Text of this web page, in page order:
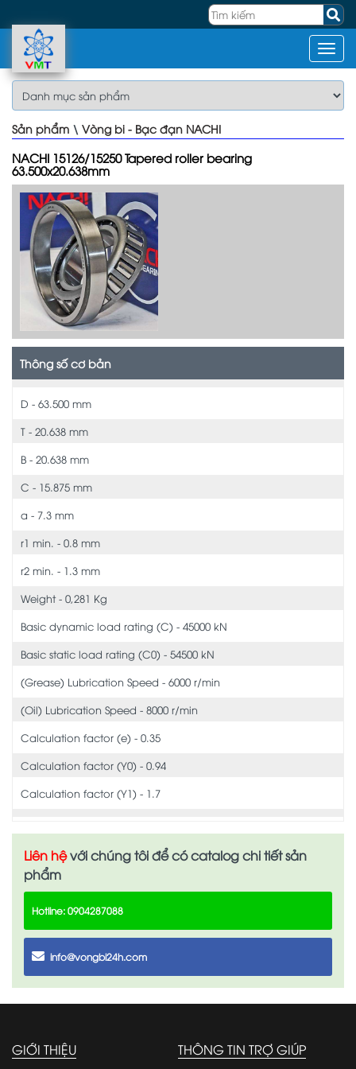
Sản phẩm \ Vòng bi - Bạc đạn NACHI
NACHI 15126/15250 Tapered roller bearing
63.500x20.638mm
Thông số cơ bản
D - 63.500 mm
T - 20.638 mm
B - 20.638 mm
C - 15.875 mm
a - 7.3 mm
r1 min. - 0.8 mm
r2 min. - 1.3 mm
Weight - 0,281 Kg
Basic dynamic load rating (C) - 45000 kN
Basic static load rating (C0) - 54500 kN
(Grease) Lubrication Speed - 6000 r/min
(Oil) Lubrication Speed - 8000 r/min
Calculation factor (e) - 0.35
Calculation factor (Y0) - 0.94
Calculation factor (Y1) - 1.7
Liên hệvới chúng tôi để có catalog chi tiết sản
phẩm
Hotline: 0904287088
info@vongbi24h.com
GIỚI THIỆU THÔNG TIN TRỢ GIÚP